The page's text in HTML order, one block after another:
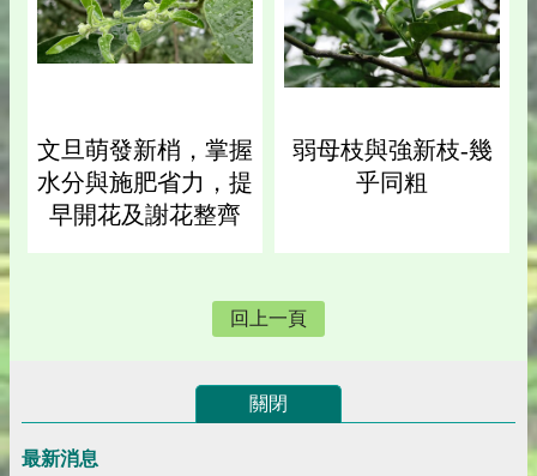
文旦萌發新梢，掌握
水分與施肥省力，提
早開花及謝花整齊
弱母枝與強新枝-幾
乎同粗
回上一頁
關閉
最新消息